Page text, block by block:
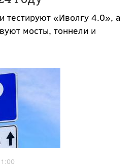
тестируют «Иволгу 4.0», а
мосты, тоннели и